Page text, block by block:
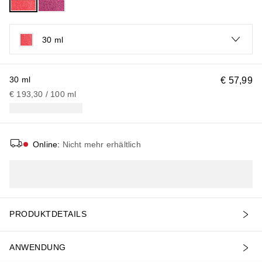
30 ml
€ 57,99
30 ml
€ 193,30 / 100 ml
Online: Nicht mehr erhältlich
PRODUKTDETAILS
ANWENDUNG